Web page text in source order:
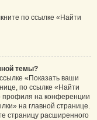
по ссылке «Найти
темы?
«Показать ваши
по ссылке «Найти
профиля на конференции
на главной странице.
страницу расширенного